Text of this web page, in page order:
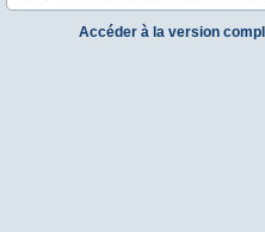
Accéder à la version